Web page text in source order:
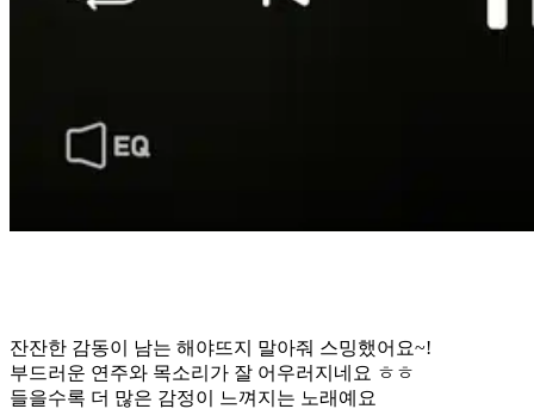
잔잔한 감동이 남는 해야뜨지 말아줘 스밍했어요~!
부드러운 연주와 목소리가 잘 어우러지네요 ㅎㅎ
들을수록 더 많은 감정이 느껴지는 노래예요